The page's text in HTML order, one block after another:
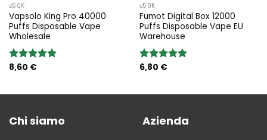
≤50K
Vapsolo King Pro 40000
Puffs Disposable Vape
Wholesale
Rated5.00
8,60 €
≤50K
Fumot Digital Box 12000
Puffs Disposable Vape EU
Warehouse
Rated5.00
6,80 €
Chi siamo Azienda